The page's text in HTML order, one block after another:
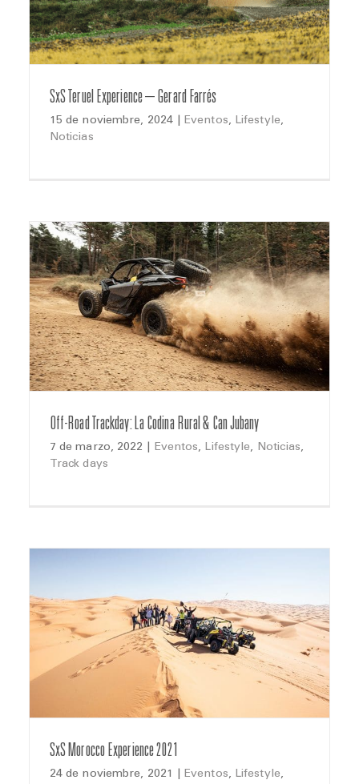
SxS Teruel Experience – Gerard Farrés
15 de noviembre, 2024 Eventos, Lifestyle,
Noticias
Off-Road Trackday: La Codina Rural & Can Jubany
7 de marzo, 2022 Eventos, Lifestyle, Noticias,
Track days
SxS Morocco Experience 2021
24 de noviembre, 2021 Eventos, Lifestyle,